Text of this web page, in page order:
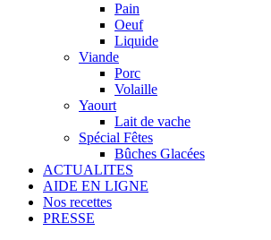
Pain
Oeuf
Liquide
Viande
Porc
Volaille
Yaourt
Lait de vache
Spécial Fêtes
Bûches Glacées
ACTUALITES
AIDE EN LIGNE
Nos recettes
PRESSE